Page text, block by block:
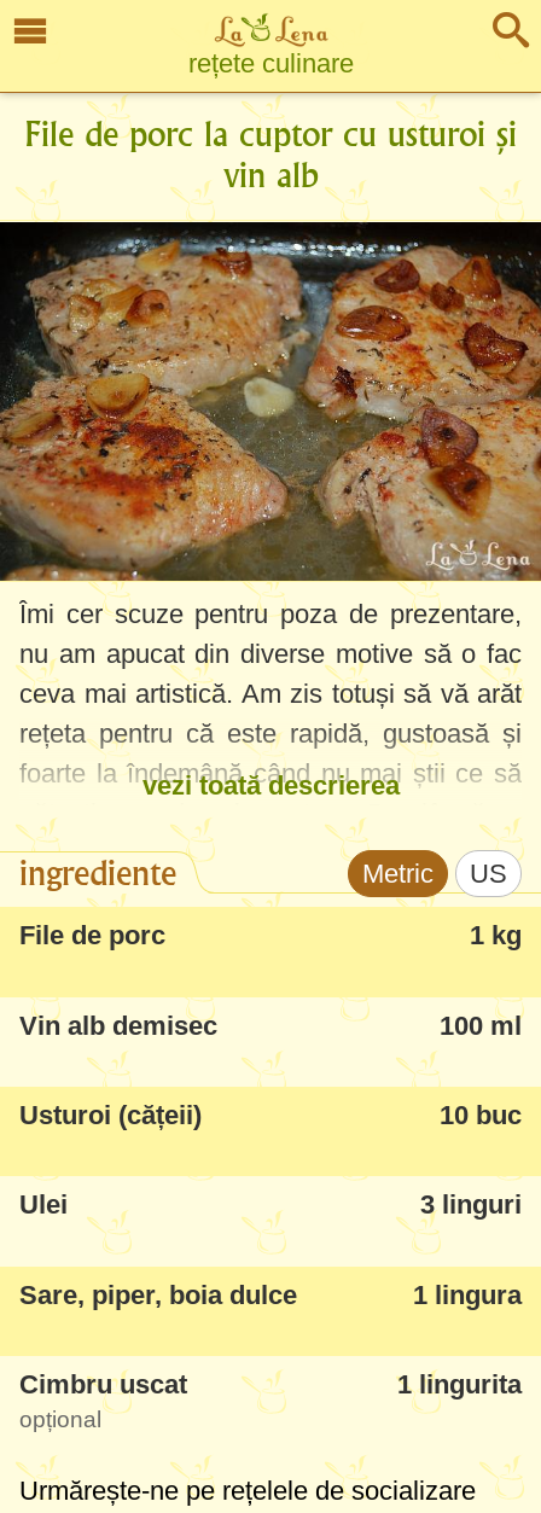
rețete culinare
File de porc la cuptor cu usturoi și
vin alb
Îmi cer scuze pentru poza de prezentare,
nu am apucat din diverse motive să o fac
ceva mai artistică. Am zis totuși să vă arăt
rețeta pentru că este rapidă, gustoasă și
foarte la îndemână când nu mai știi ce să
gătești repede și gustos. Pe lângă o
garnitură de legume, este masa perfectă
pentru orice gurmand care se mai
gândește puțin și la siluetă :)
Puteți înlocui fileul și cu ceafă sau cotlet cu
os, cu pulpe/piept de pui.
vezi toată descrierea
ingrediente Metric US
File de porc 1 kg
Vin alb demisec 100 ml
Usturoi (cățeii) 10 buc
Ulei 3 linguri
Sare, piper, boia dulce 1 lingura
Cimbru uscat 1 lingurita
opțional
Urmărește-ne pe rețelele de socializare